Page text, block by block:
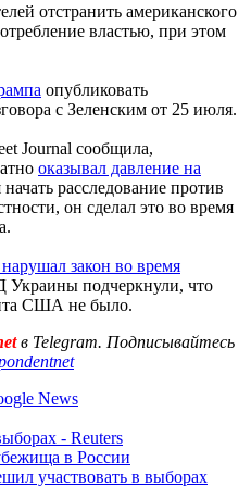
отстранить американского
властью, при этом
опубликовать
с Зеленским от 25 июля.
Journal сообщила,
оказывал давление на
расследование против
он сделал это во время
закон во время
подчеркнули, что
США не было.
в Telegram. Подписывайтесь
News
- Reuters
в России
участвовать в выборах